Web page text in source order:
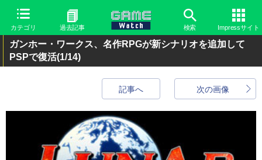
カテゴリ 過去記事 検索 Impressサイト
ガンホー・ワークス、名作RPGが新シナリオを追加して
PSPで復活(1/14)
次の画像
記事へ